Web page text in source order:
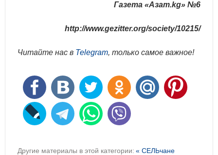
Газета «Азат.kg» №6
http://www.gezitter.org/society/10215/
Читайте нас в Telegram, только самое важное!
Другие материалы в этой категории: « СЕЛЬчане